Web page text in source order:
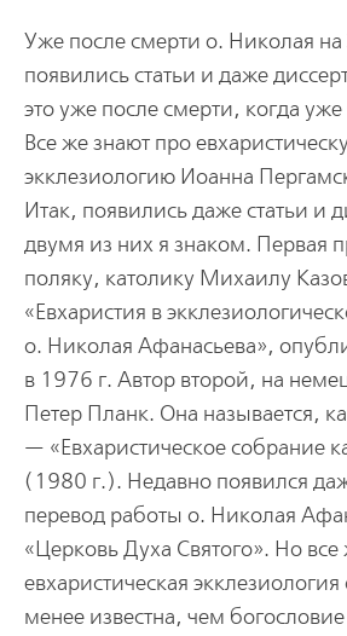
Уже после смерти о. Николая на
появились статьи и даже
это уже после смерти, когда
Все же знают про
экклезиологию Иоанна
Итак, появились даже статьи и
двумя из них я знаком. Первая
поляку, католику Михаилу
«Евхаристия в
о. Николая Афанасьева»,
в 1976 г. Автор второй, на
Петер Планк. Она называется,
— «Евхаристическое собрание
(1980 г.). Недавно появился
перевод работы о. Николая
«Церковь Духа Святого». Но все
евхаристическая
менее известна, чем